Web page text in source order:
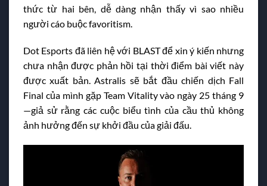
thức từ hai bên, dễ dàng nhận thấy vì sao nhiều
người cáo buộc favoritism.
Dot Esports đã liên hệ với BLAST để xin ý kiến nhưng
chưa nhận được phản hồi tại thời điểm bài viết này
được xuất bản. Astralis sẽ bắt đầu chiến dịch Fall
Final của mình gặp Team Vitality vào ngày 25 tháng 9
—giả sử rằng các cuộc biểu tình của cầu thủ không
ảnh hưởng đến sự khởi đầu của giải đấu.